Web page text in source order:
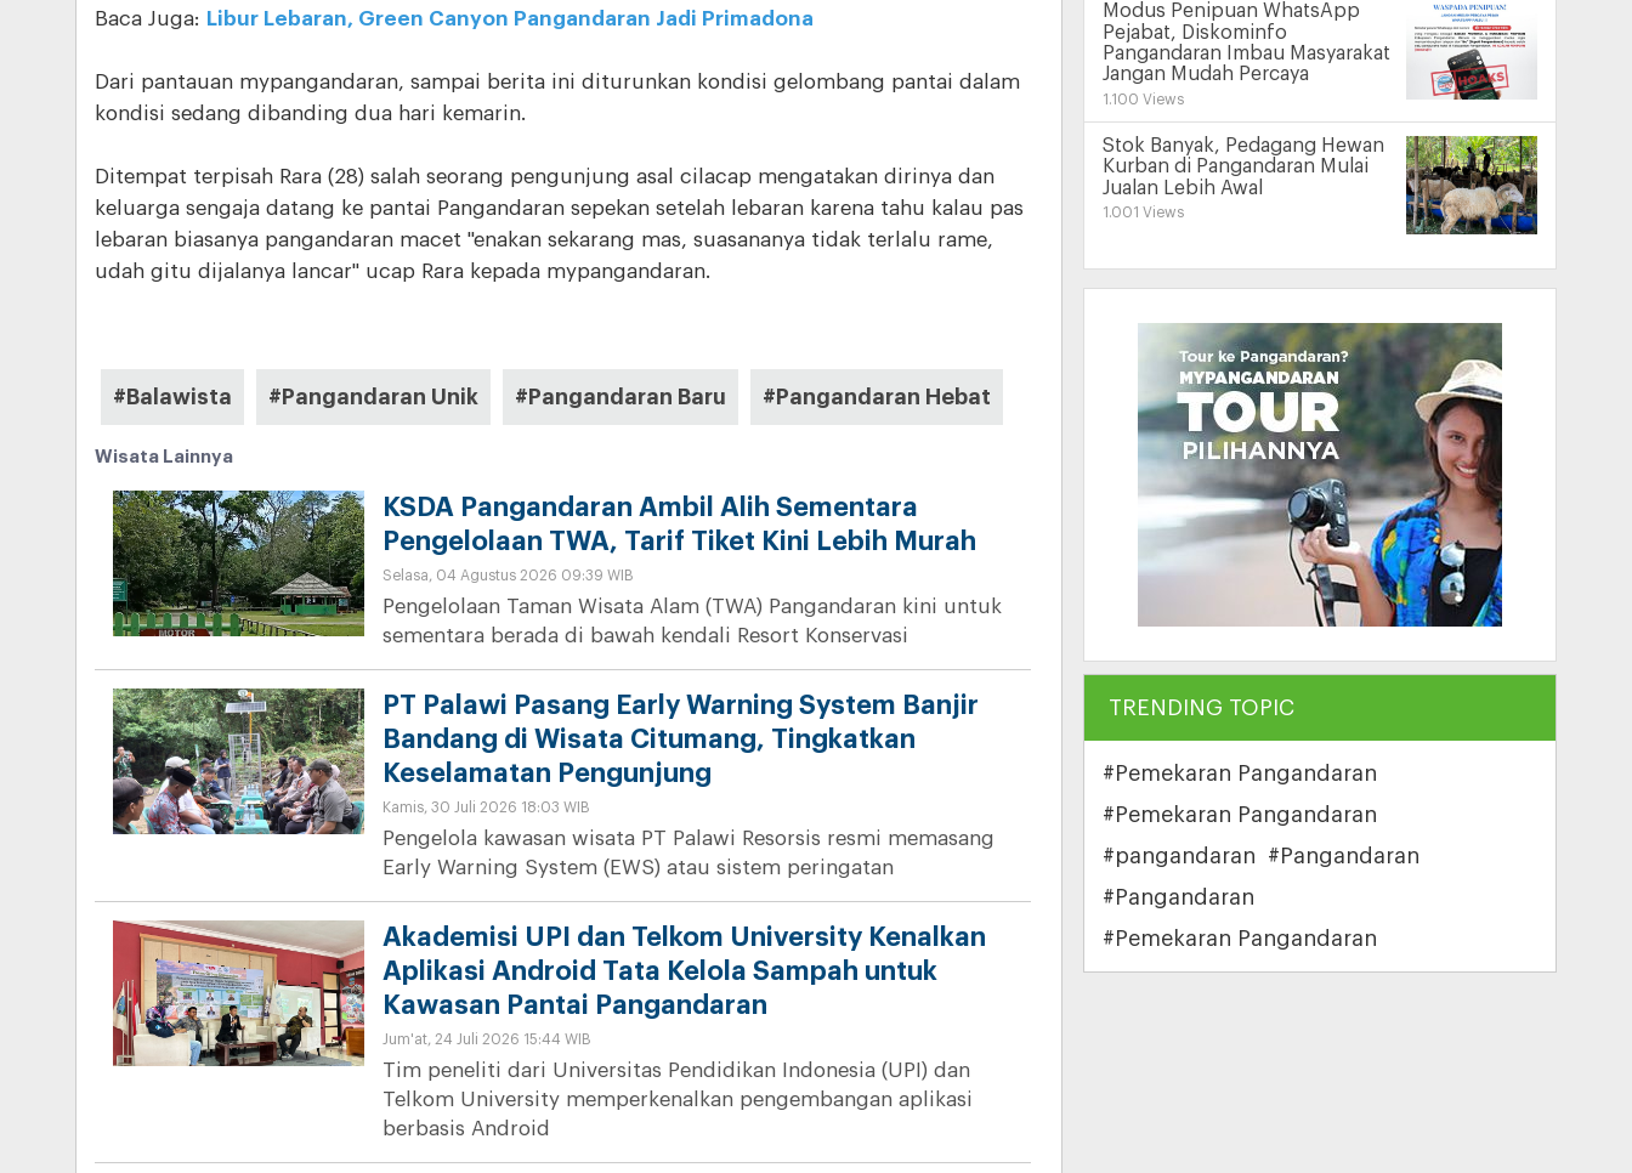
Baca Juga: Libur Lebaran, Green Canyon Pangandaran Jadi Primadona
Dari pantauan mypangandaran, sampai berita ini diturunkan kondisi gelombang pantai dalam
kondisi sedang dibanding dua hari kemarin.
Ditempat terpisah Rara (28) salah seorang pengunjung asal cilacap mengatakan dirinya dan
keluarga sengaja datang ke pantai Pangandaran sepekan setelah lebaran karena tahu kalau pas
lebaran biasanya pangandaran macet "enakan sekarang mas, suasananya tidak terlalu rame,
udah gitu dijalanya lancar" ucap Rara kepada mypangandaran.
#Balawista #Pangandaran Unik #Pangandaran Baru #Pangandaran Hebat
Wisata Lainnya
KSDA Pangandaran Ambil Alih Sementara
Pengelolaan TWA, Tarif Tiket Kini Lebih Murah
Selasa, 04 Agustus 2026 09:39 WIB
Pengelolaan Taman Wisata Alam (TWA) Pangandaran kini untuk
sementara berada di bawah kendali Resort Konservasi
PT Palawi Pasang Early Warning System Banjir
Bandang di Wisata Citumang, Tingkatkan
Keselamatan Pengunjung
Kamis, 30 Juli 2026 18:03 WIB
Pengelola kawasan wisata PT Palawi Resorsis resmi memasang
Early Warning System (EWS) atau sistem peringatan
Akademisi UPI dan Telkom University Kenalkan
Aplikasi Android Tata Kelola Sampah untuk
Kawasan Pantai Pangandaran
Jum'at, 24 Juli 2026 15:44 WIB
Tim peneliti dari Universitas Pendidikan Indonesia (UPI) dan
Telkom University memperkenalkan pengembangan aplikasi
berbasis Android
Modus Penipuan WhatsApp
Pejabat, Diskominfo
Pangandaran Imbau Masyarakat
Jangan Mudah Percaya
1.100 Views
Stok Banyak, Pedagang Hewan
Kurban di Pangandaran Mulai
Jualan Lebih Awal
1.001 Views
TRENDING TOPIC
#Pemekaran Pangandaran
#Pemekaran Pangandaran
#pangandaran
#Pangandaran
#Pangandaran
#Pemekaran Pangandaran